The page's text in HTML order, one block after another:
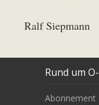
Ralf Siepmann
Rund um
Abonnement